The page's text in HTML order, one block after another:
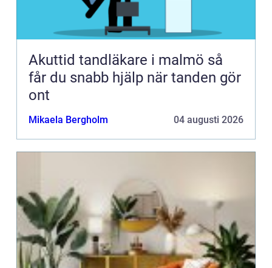
Akuttid tandläkare i malmö så
får du snabb hjälp när tanden gör
ont
Mikaela Bergholm 04 augusti 2026